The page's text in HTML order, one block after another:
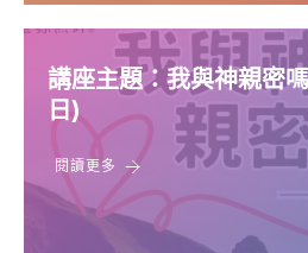
講座主題：我與神親密
日)
閱讀更多